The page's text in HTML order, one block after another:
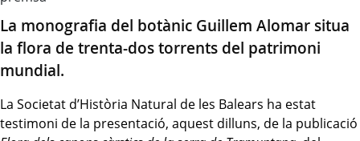
La monografia del botànic Guillem Alomar situa
la flora de trenta-dos torrents del patrimoni
mundial.
La Societat d’Història Natural de les Balears ha estat
testimoni de la presentació, aquest dilluns, de la publicació